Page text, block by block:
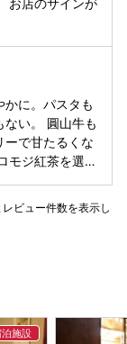
てていました。
に。パスタも
い。 圓山牛も
ーで甘たるくな
モジ紅茶を選ん
ビュー件数を表示し